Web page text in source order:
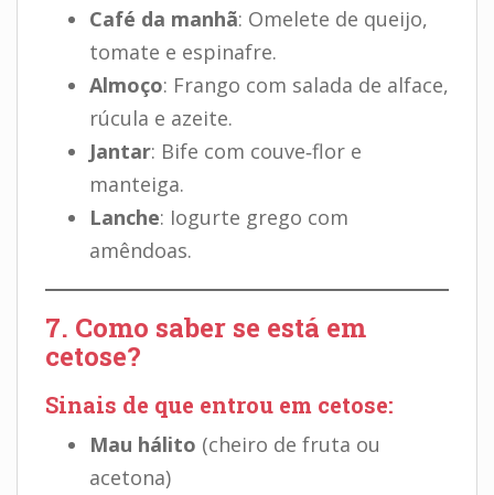
Café da manhã: Omelete de queijo,
tomate e espinafre.
Almoço: Frango com salada de alface,
rúcula e azeite.
Jantar: Bife com couve‑flor e
manteiga.
Lanche: Iogurte grego com
amêndoas.
7. Como saber se está em
cetose?
Sinais de que entrou em cetose:
Mau hálito (cheiro de fruta ou
acetona)